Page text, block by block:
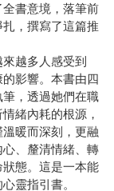
書意境，落筆前
，撰寫了這篇推
越多人感受到
的影響。本書由四
，透過她們在職
緒內耗的根源，
暖而深刻，更融
、釐清情緒、轉
態。這是一本能
靈指引書。